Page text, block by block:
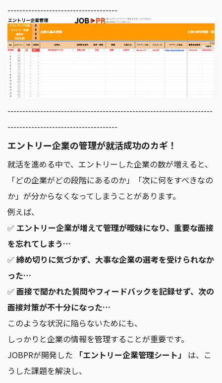
-------------------------------------
---------------------------------------------------------------------
-------------------------------------
エントリー企業の管理が就活成功のカギ！
就活を進める中で、エントリーした企業の数が増えると、
「どの企業がどの段階にあるのか」「次に何をすべきなの
か」が分からなくなってしまうことがあります。
例えば、
✅ エントリー企業が増えて管理が曖昧になり、重要な面接
を忘れてしまう…
✅ 締め切りに気づかず、大事な企業の選考を受けられなか
った…
✅ 面接で聞かれた質問やフィードバックを記録せず、次の
面接対策が不十分になった…
このような状況に陥らないためにも、
しっかりと企業の情報を管理することが重要です。
JOBPRが開発した
「エントリー企業管理シート」
は、こ
うした課題を解決し、